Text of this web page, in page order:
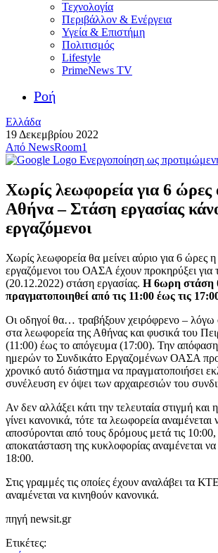
Τεχνολογία
Περιβάλλον & Ενέργεια
Υγεία & Επιστήμη
Πολιτισμός
Lifestyle
PrimeNews TV
Ροή
Ελλάδα
19 Δεκεμβρίου 2022
Από NewsRoom1
Ενεργοποίηση ως
Χωρίς λεωφορεία για 6 ώρες
Αθήνα – Στάση εργασίας
εργαζόμενοι
Χωρίς λεωφορεία θα μείνει αύριο για 6 ώρες
εργαζόμενοι του ΟΑΣΑ έχουν προκηρύξει για
(20.12.2022) στάση εργασίας. Η 6ωρη στάση
πραγματοποιηθεί από τις 11:00 έως τις
Οι οδηγοί θα… τραβήξουν χειρόφρενο – λόγω
στα λεωφορεία της Αθήνας και φυσικά του
(11:00) έως το απόγευμα (17:00). Την απόφαση
ημερών το Συνδικάτο Εργαζομένων ΟΑΣΑ
χρονικό αυτό διάστημα να πραγματοποιήσει
συνέλευση εν όψει των αρχαιρεσιών του
Αν δεν αλλάξει κάτι την τελευταία στιγμή και
γίνει κανονικά, τότε τα λεωφορεία αναμένεται
αποσύρονται από τους δρόμους μετά τις
αποκατάσταση της κυκλοφορίας αναμένεται να
18:00.
Στις γραμμές τις οποίες έχουν αναλάβει τα
αναμένεται να κινηθούν κανονικά.
πηγή newsit.gr
Ετικέτες: